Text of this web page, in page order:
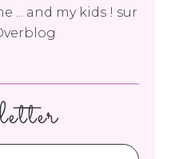
... and my kids ! sur